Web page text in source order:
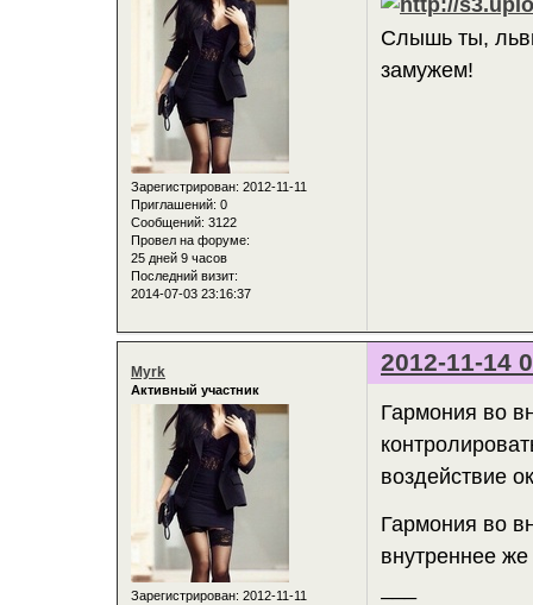
Зарегистрирован: 2012-11-11
Приглашений: 0
Сообщений: 3122
Провел на форуме:
25 дней 9 часов
Последний визит:
2014-07-03 23:16:37
Слышь ты,
замужем!
2012-11-14
Myrk
Активный участник
Зарегистрирован: 2012-11-11
Гармония во
воздействие
Гармония во
внутреннее